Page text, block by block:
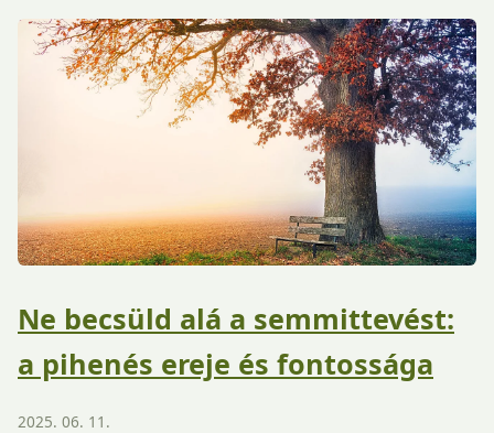
Ne becsüld alá a semmittevést:
a pihenés ereje és fontossága
2025. 06. 11.